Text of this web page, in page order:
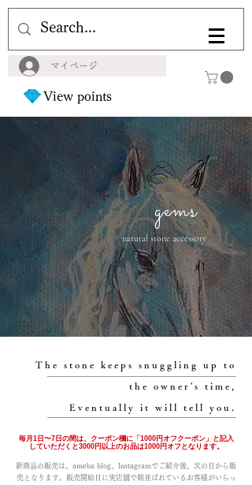
マイページ
View points
gems
natural stone accessory
The stone keeps snuggling up to
the owner's time,
Eventually it will tell you.
毎月1日〜7日の間は、クーポン欄に「1000円オフクーポン」と記入
していただくと3000円以上のお品は1000円オフとなります。
新商品の販売は、ameba blog、Instagramでご紹介後、次の日から販
売となります。販売開始日に実店舗で朝並ばれているお客様がいらっ